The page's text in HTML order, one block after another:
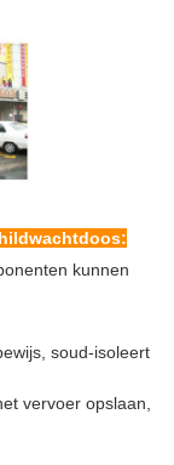
kunnen
soud-isoleert
vervoer opslaan,